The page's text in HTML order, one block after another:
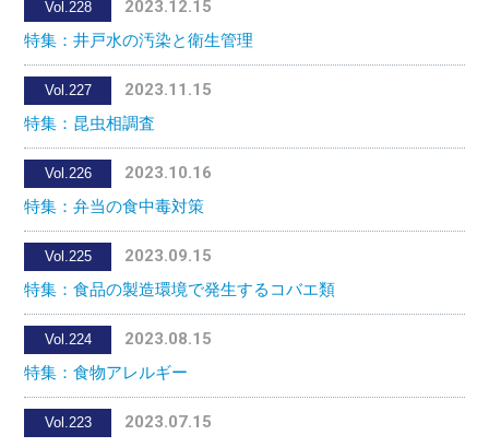
Vol.228
2023.12.15
特集：井戸水の汚染と衛生管理
Vol.227
2023.11.15
特集：昆虫相調査
Vol.226
2023.10.16
特集：弁当の食中毒対策
Vol.225
2023.09.15
特集：食品の製造環境で発生するコバエ類
Vol.224
2023.08.15
特集：食物アレルギー
Vol.223
2023.07.15